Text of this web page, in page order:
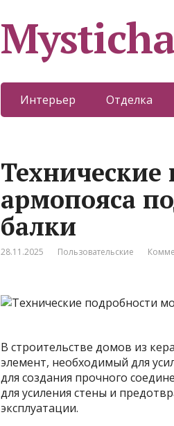
Интерьер Отделка
армопояса
балки
28.11.2025 Пользовательские
В строительстве домов из
элемент, необходимый для
для создания прочного
для усиления стены и
эксплуатации.